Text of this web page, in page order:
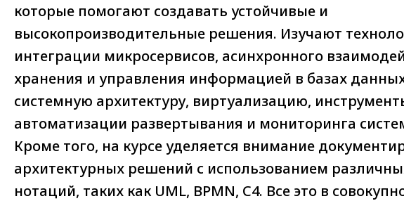
которые помогают создавать устойчивые и
высокопроизводительные решения. Изучают
интеграции микросервисов, асинхронного
хранения и управления информацией в базах
системную архитектуру, виртуализацию,
автоматизации развертывания и мониторинга
Кроме того, на курсе уделяется внимание
архитектурных решений с использованием
нотаций, таких как UML, BPMN, C4. Все это в